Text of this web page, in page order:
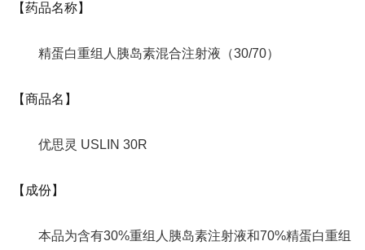
【药品名称】
精蛋白重组人胰岛素混合注射液（30/70）
【商品名】
优思灵 USLIN 30R
【成份】
本品为含有30%重组人胰岛素注射液和70%精蛋白重组